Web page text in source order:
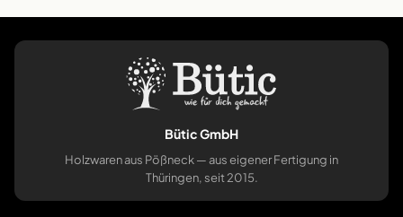
Bütic GmbH
Holzwaren aus Pößneck — aus eigener Fertigung in
Thüringen, seit 2015.